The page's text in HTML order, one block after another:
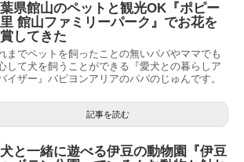
県館山のペットと観光OK『ポピー
館山ファミリーパーク』でお花を
してきた
までペットを飼ったことの無いパパやママでも
して犬を飼うことができる『愛犬との暮らしア
イザー』パピヨンアリアのパパのじゅんです。
記事を読む
と一緒に遊べる伊豆の動物園『伊豆